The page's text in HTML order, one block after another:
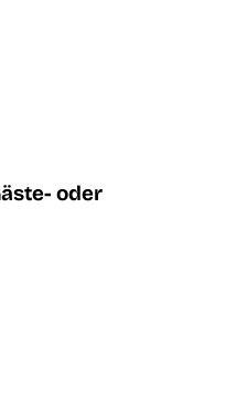
oder